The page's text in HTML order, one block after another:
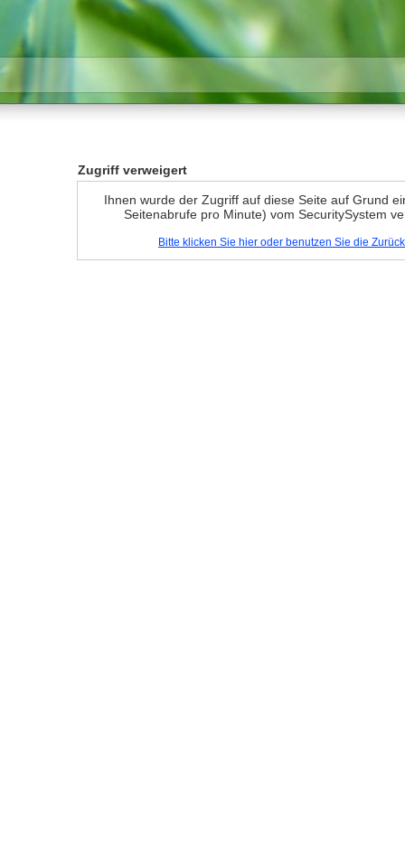
Zugriff verweigert
Ihnen wurde der Zugriff auf diese Seite auf Grund
Seitenabrufe pro Minute) vom SecuritySystem
Bitte klicken Sie hier oder benutzen Sie die